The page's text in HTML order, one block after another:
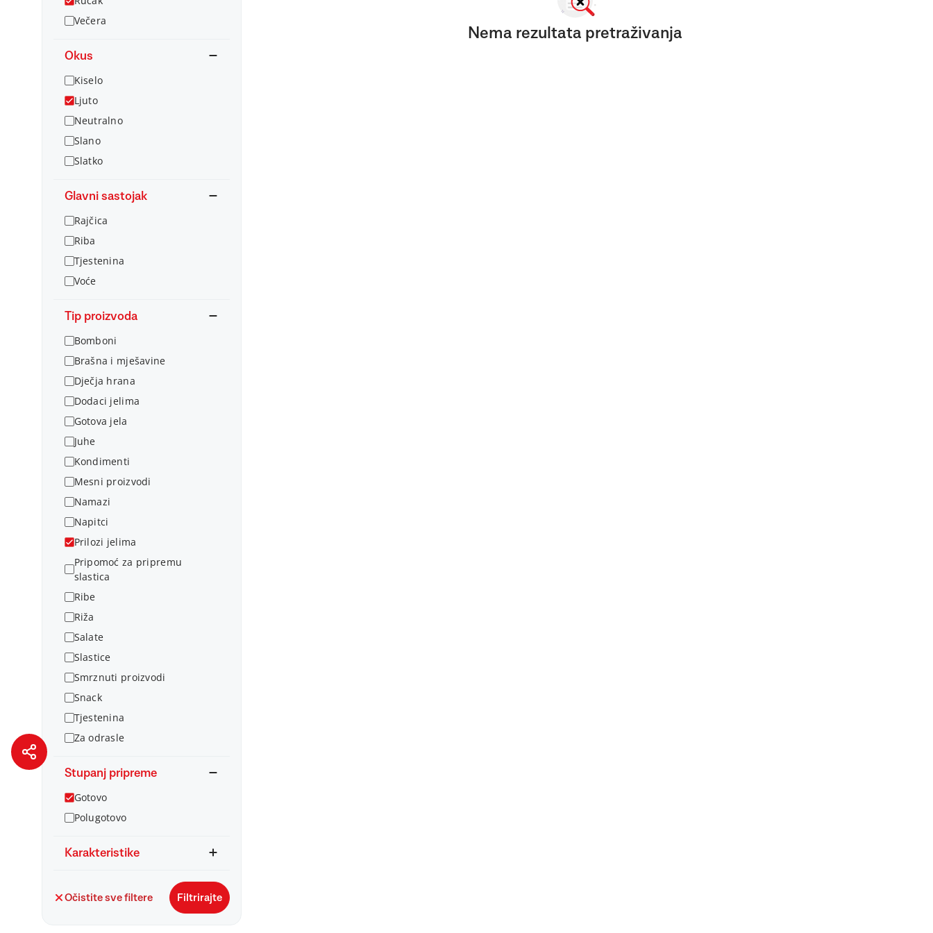
Večera
Okus
Kiselo
Ljuto
Neutralno
Slano
Slatko
Glavni sastojak
Rajčica
Riba
Tjestenina
Voće
Tip proizvoda
Bomboni
Brašna i mješavine
Dječja hrana
Dodaci jelima
Gotova jela
Juhe
Kondimenti
Mesni proizvodi
Namazi
Napitci
Prilozi jelima
Pripomoć za pripremu
slastica
Ribe
Riža
Salate
Slastice
Smrznuti proizvodi
Snack
Tjestenina
Za odrasle
Stupanj pripreme
Gotovo
Polugotovo
Karakteristike
Očistite sve filtere Filtrirajte
Nema rezultata pretraživanja